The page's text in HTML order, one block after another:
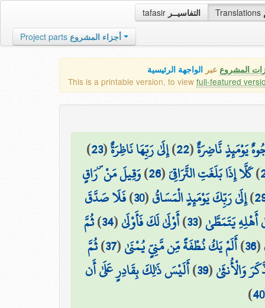
tafasir التفاسيــر Translations
Project parts أجزاء المشروع
المشروع عبر الواجهة الرئيسية
This is a printable version, to view full-featured
يَوْمَئِذٍ نَّاضِرَةٌ(
22
)إِلَىٰ رَبِّهَا نَاظِرَةٌ(
23
)
)كَلَّا إِذَا بَلَغَتِ التَّرَاقِيَ(
26
)وَقِيلَ مَنْ ۜ رَاقٍ
)إِلَىٰ رَبِّكَ يَوْمَئِذٍ الْمَسَاقُ(
30
)فَلَا صَدَّقَ
أَهْلِهِ يَتَمَطَّىٰ(
33
)أَوْلَىٰ لَكَ فَأَوْلَىٰ(
34
)ثُمَّ
(
36
)أَلَمْ يَكُ نُطْفَةً مِّن مَّنِيٍّ يُمْنَىٰ(
37
)ثُمَّ
وَالْأُنثَىٰ(
39
)أَلَيْسَ ذَٰلِكَ بِقَادِرٍ عَلَىٰ أَن
40
)